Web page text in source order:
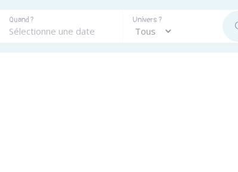
Quand ? Univers ?